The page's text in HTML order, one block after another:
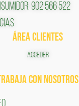
902 566 522
ÁREA CLIENTES
ACCEDER
CON NOSOTROS